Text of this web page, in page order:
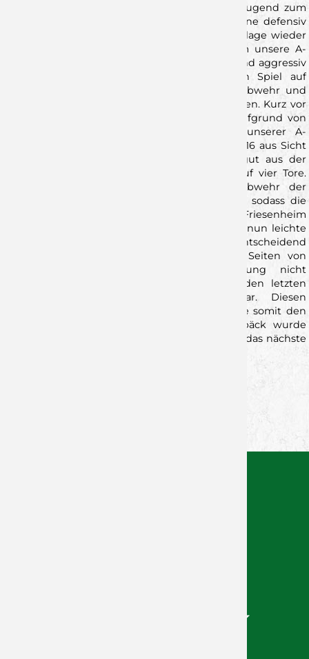
Beim 13. Spieltag führte der Weg unserer A -Jugend zum
Liga zweiten aus Friesenheim. Dort wartete eine defensiv
starke Mannschaft , die die Hinrunden -Niederlage wieder
ausgleichen wollte. Zu Beginn des Spiels kam unsere A-
Jugend sehr gut in die Partie und trat mutig und aggressiv
in der Abwehr auf. Es entwickelte sich ein Spiel auf
Augenhöhe. Friesenheim stand stabil in der Abwehr und
konnte so immer wieder schnelle Akzente setzen. Kurz vor
der Halbzeit konnte sich Friesenheim dann aufgrund von
zu vielen Unkonzentriertheiten auf Seiten unserer A-
Jugend leicht absetzen, und so ging es mit 18:16 aus Sicht
des Heimteams in die Kabine. Dieses kam gut aus der
Halbzeitpause und erhöhte den Vorsprung auf vier Tore.
Doch der Kampfgeist und Wille in der Abwehr der
Rimparer A -Jugend zeigte sich immer mehr, sodass die
Crunch time mit nur einem Tor Vorsprung für Friesenheim
eingeleutet wurde. Auf beiden Seiten wurden nun leichte
Fehler gemacht, sodass sich kein Team entscheidend
absetzen konnte. Durch starke Paraden auf Seiten von
Rimpar konnte Friesenheim den Vorsprung nicht
ausbauen. Beim Stand von 33:32 gab es in den letzten
Sekunden einen Siebenmeter für Rimpar. Diesen
verwandelte Milan Kütt(10) eiskalt und sicherte somit den
verdienten Punkt. Mit diesem Punkt im Gepäck wurde
dann die Heimreise angetreten bevor am 19.01. das nächste